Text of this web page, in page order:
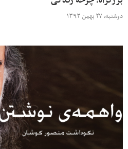
دوشنبه، ۲۷ بهمن ۱۳۹۳